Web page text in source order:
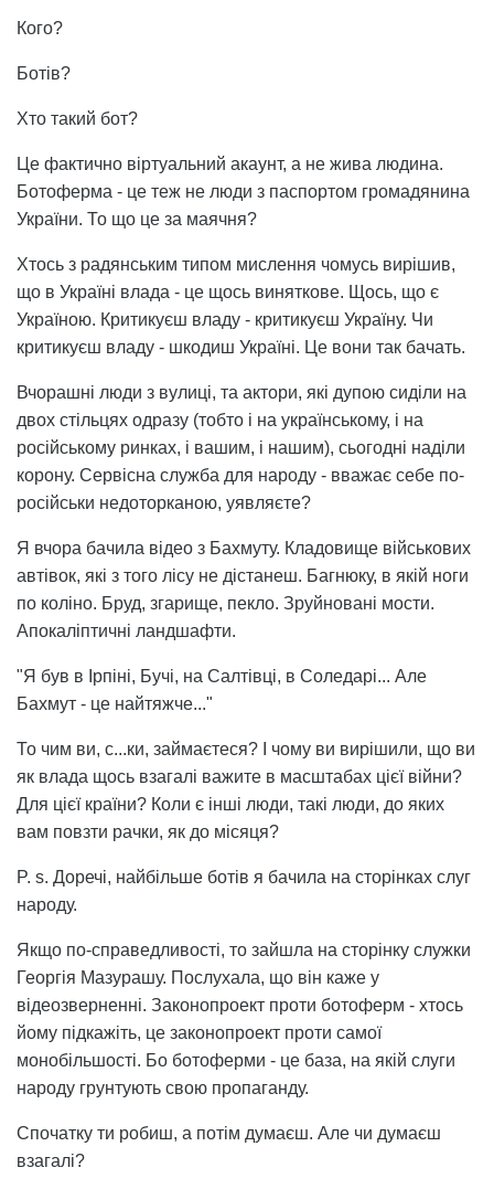
Кого?
Ботів?
Хто такий бот?
Це фактично віртуальний акаунт, а не жива людина.
Ботоферма - це теж не люди з паспортом громадянина
України. То що це за маячня?
Хтось з радянським типом мислення чомусь вирішив,
що в Україні влада - це щось виняткове. Щось, що є
Україною. Критикуєш владу - критикуєш Україну. Чи
критикуєш владу - шкодиш Україні. Це вони так бачать.
Вчорашні люди з вулиці, та актори, які дупою сиділи на
двох стільцях одразу (тобто і на українському, і на
російському ринках, і вашим, і нашим), сьогодні наділи
корону. Сервісна служба для народу - вважає себе по-
російськи недоторканою, уявляєте?
Я вчора бачила відео з Бахмуту. Кладовище військових
автівок, які з того лісу не дістанеш. Багнюку, в якій ноги
по коліно. Бруд, згарище, пекло. Зруйновані мости.
Апокаліптичні ландшафти.
"Я був в Ірпіні, Бучі, на Салтівці, в Соледарі... Але
Бахмут - це найтяжче..."
То чим ви, с...ки, займаєтеся? І чому ви вирішили, що ви
як влада щось взагалі важите в масштабах цієї війни?
Для цієї країни? Коли є інші люди, такі люди, до яких
вам повзти рачки, як до місяця?
P. s. Доречі, найбільше ботів я бачила на сторінках слуг
народу.
Якщо по-справедливості, то зайшла на сторінку служки
Георгія Мазурашу. Послухала, що він каже у
відеозверненні. Законопроект проти ботоферм - хтось
йому підкажіть, це законопроект проти самої
монобільшості. Бо ботоферми - це база, на якій слуги
народу грунтують свою пропаганду.
Спочатку ти робиш, а потім думаєш. Але чи думаєш
взагалі?